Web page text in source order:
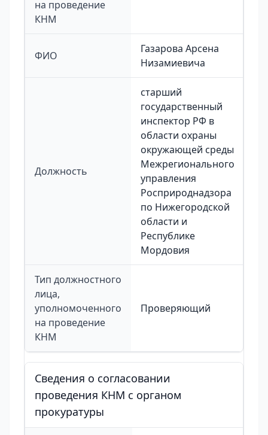
на проведение
КНМ
ФИО
Газарова Арсена
Низамиевича
Должность
старший
государственный
инспектор РФ в
области охраны
окружающей среды
Межрегионального
управления
Росприроднадзора
по Нижегородской
области и
Республике
Мордовия
Тип должностного
лица,
уполномоченного
на проведение
КНМ
Проверяющий
Сведения о согласовании
проведения КНМ с органом
прокуратуры